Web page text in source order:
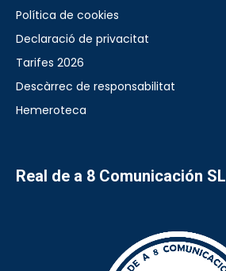
Política de cookies
Declaració de privacitat
Tarifes 2026
Descàrrec de responsabilitat
Hemeroteca
Real de a 8 Comunicación SL